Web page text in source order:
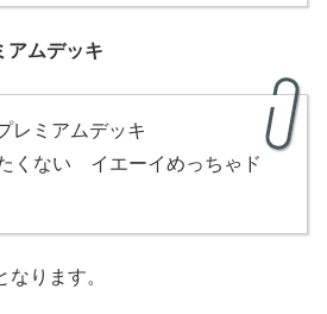
アムデッキ
レミアムデッキ
くない イエーイめっちゃド
ります。